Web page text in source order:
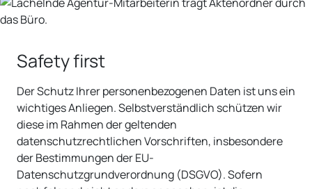
Safety first
Der Schutz Ihrer personenbezogenen Daten ist uns ein
wichtiges Anliegen. Selbstverständlich schützen wir
diese im Rahmen der geltenden
datenschutzrechtlichen Vorschriften, insbesondere
der Bestimmungen der EU-
Datenschutzgrundverordnung (DSGVO). Sofern